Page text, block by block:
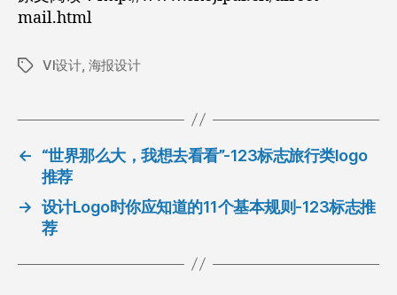
mail.html
标
VI设计, 海报设计
←
“世界那么大，我想去看看”-123标志旅行类logo
推荐
→ 设计Logo时你应知道的11个基本规则-123标志推
荐